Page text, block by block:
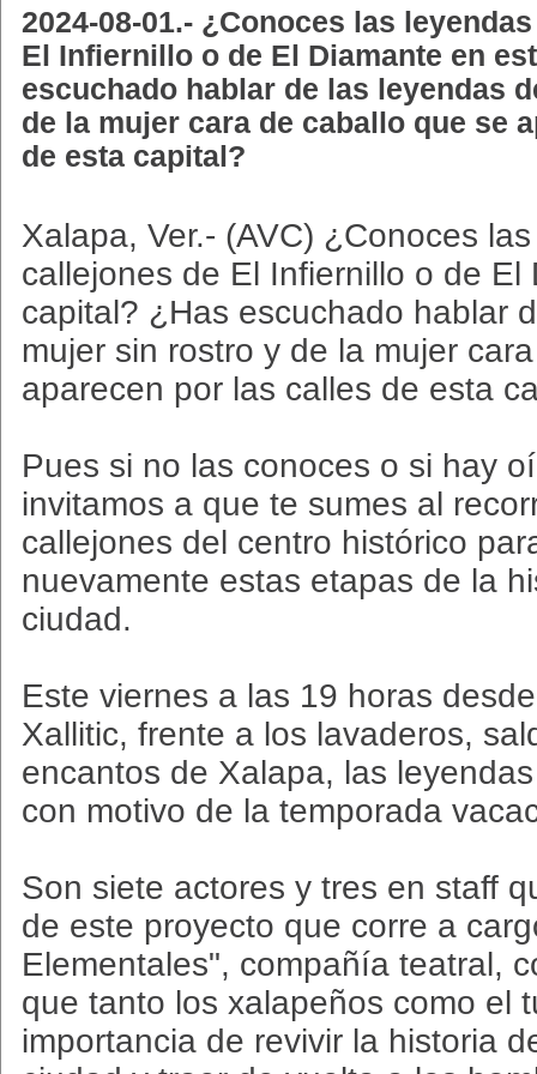
2024-08-01.- ¿Conoces las
El Infiernillo o de El Diamante en
escuchado hablar de las leyendas
de la mujer cara de caballo que se
de esta capital?
Xalapa, Ver.- (AVC) ¿Conoces
callejones de El Infiernillo o de El
capital? ¿Has escuchado hablar
mujer sin rostro y de la mujer
aparecen por las calles de esta
Pues si no las conoces o si hay
invitamos a que te sumes al
callejones del centro histórico
nuevamente estas etapas de la
ciudad.
Este viernes a las 19 horas
Xallitic, frente a los lavaderos,
encantos de Xalapa, las
con motivo de la temporada
Son siete actores y tres en staff
de este proyecto que corre a
Elementales", compañía teatral,
que tanto los xalapeños como el
importancia de revivir la historia